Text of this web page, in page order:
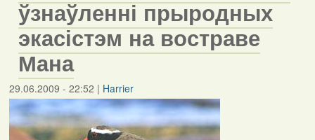
ўзнаўленні прыродных
экасістэм на востраве
Мана
29.06.2009 - 22:52 | Harrier